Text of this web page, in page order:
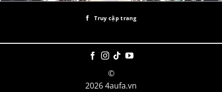
Truy cập trang
©
2026 4aufa.vn